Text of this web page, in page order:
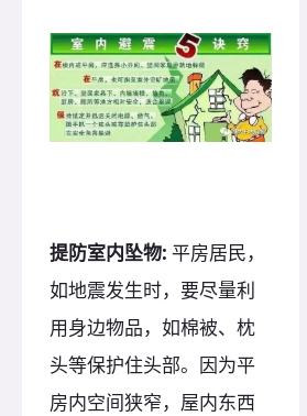
提防室内坠物: 平房居民，
如地震发生时，要尽量利
用身边物品，如棉被、枕
头等保护住头部。因为平
房内空间狭窄，屋内东西